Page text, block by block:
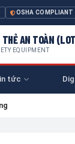
OSHA COMPLIANT
THẺ AN TOÀN
EQUIPMENT
tức